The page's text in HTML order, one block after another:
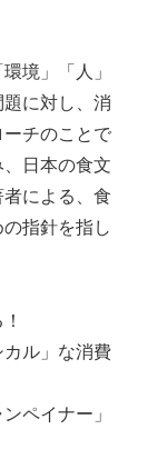
境」「人」
題に対し、消
チのことで
日本の食文
による、食
指針を指し
カル」な消費
ペイナー」